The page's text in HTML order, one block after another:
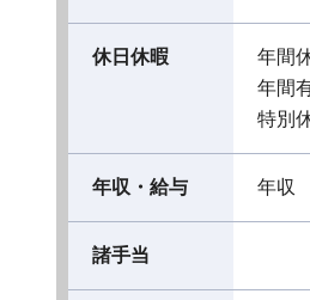
休日休暇
年間
年間
特別
年収・給与 年収
諸手当